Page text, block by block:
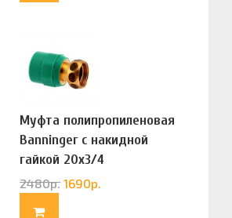
Муфта полипропиленовая
Banninger с накидной
гайкой 20х3/4
(G83322020)
2480р. 1690р.